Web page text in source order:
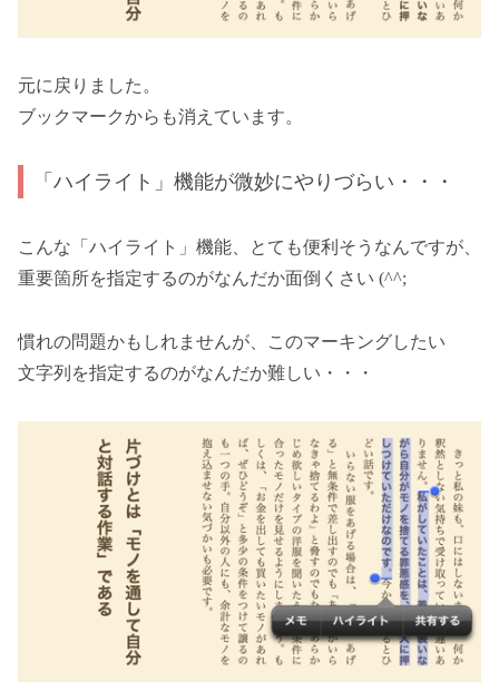
元に戻りました。
ブックマークからも消えています。
「ハイライト」機能が微妙にやりづらい・・・
こんな「ハイライト」機能、とても便利そうなんですが、
重要箇所を指定するのがなんだか面倒くさい (^^;
慣れの問題かもしれませんが、このマーキングしたい
文字列を指定するのがなんだか難しい・・・